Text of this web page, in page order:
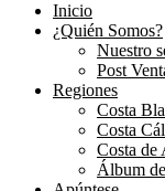
Inicio
¿Quién Somos?
Nuestro
Post
Regiones
Costa
Costa
Costa de
Álbum